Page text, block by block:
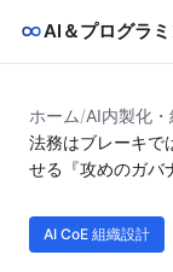
AI＆プログラ
ホーム/AI内製化
法務はブレーキで
せる『攻めのガバ
AI CoE 組織設計